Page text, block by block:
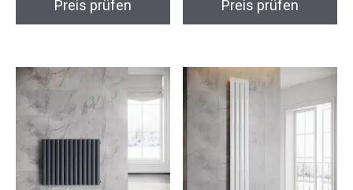
Preis prüfen Preis prüfen